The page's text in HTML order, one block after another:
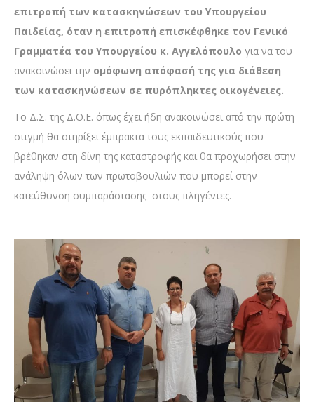
επιτροπή των κατασκηνώσεων του Υπουργείου
Παιδείας, όταν η επιτροπή επισκέφθηκε τον Γενικό
Γραμματέα του Υπουργείου κ. Αγγελόπουλο για να του
ανακοινώσει την ομόφωνη απόφασή της για διάθεση
των κατασκηνώσεων σε πυρόπληκτες οικογένειες.
Το Δ.Σ. της Δ.Ο.Ε. όπως έχει ήδη ανακοινώσει από την πρώτη
στιγμή θα στηρίξει έμπρακτα τους εκπαιδευτικούς που
βρέθηκαν στη δίνη της καταστροφής και θα προχωρήσει στην
ανάληψη όλων των πρωτοβουλιών που μπορεί στην
κατεύθυνση συμπαράστασης στους πληγέντες.